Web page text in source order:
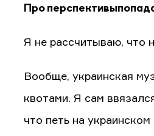
Про перспективы
Я не рассчитываю, что
Вообще, украинская
квотами. Я сам
что петь на